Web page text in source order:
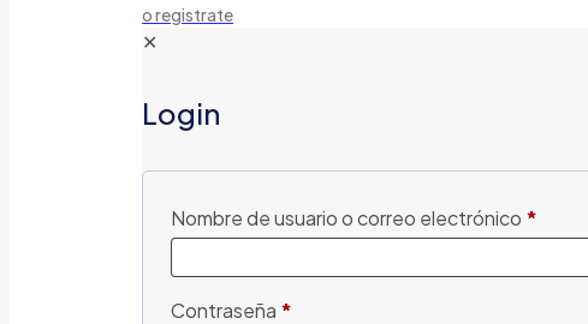
o registrate
✕
Login
Nombre de usuario o correo electrónico *
Contraseña *